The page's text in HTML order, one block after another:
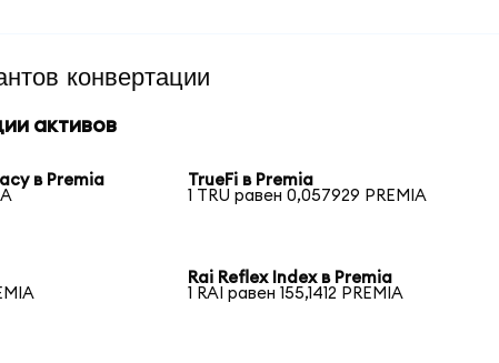
конвертации
активов
в Premia
TrueFi в Premia
1 TRU равен 0,057929 PREMIA
Rai Reflex Index в Premia
1 RAI равен 155,1412 PREMIA